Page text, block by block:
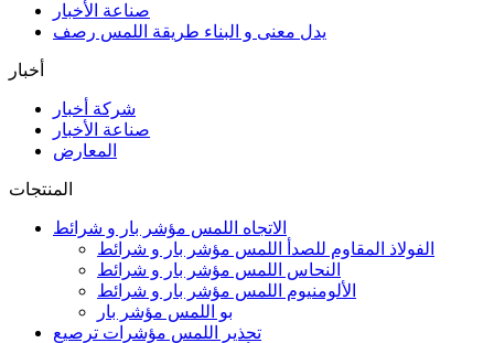
صناعة الأخبار
يدل معنى و البناء طريقة اللمس رصف
أخبار
شركة أخبار
صناعة الأخبار
المعارض
المنتجات
الاتجاه اللمس مؤشر بار و شرائط
الفولاذ المقاوم للصدأ اللمس مؤشر بار و شرائط
النحاس اللمس مؤشر بار و شرائط
الألومنيوم اللمس مؤشر بار و شرائط
بو اللمس مؤشر بار
تحذير اللمس مؤشرات ترصيع